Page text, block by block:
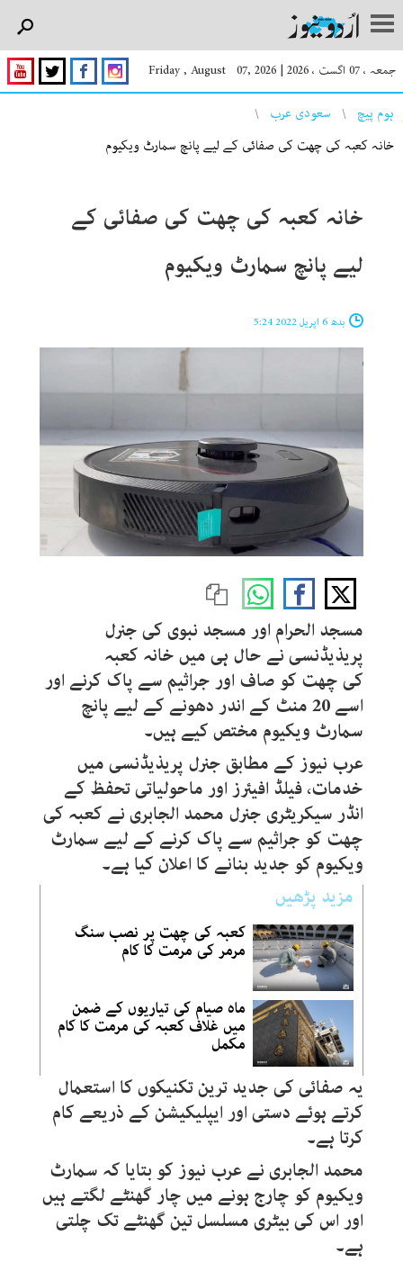
جمعہ ، 07 اگست ، 2026 |
Friday , August 07, 2026
You are here
ہوم پیچ
سعودی عرب
خانہ کعبہ کی چھت کی صفائی کے لیے پانچ سمارٹ ویکیوم
خانہ کعبہ کی چھت کی صفائی کے
لیے پانچ سمارٹ ویکیوم
بدھ 6 اپریل 2022 5:24
مسجد الحرام اور مسجد نبوی کی جنرل
پریذیڈنسی نے حال ہی میں خانہ کعبہ
کی چھت کو صاف اور جراثیم سے پاک کرنے اور
اسے 20 منٹ کے اندر دھونے کے لیے پانچ
سمارٹ ویکیوم مختص کیے ہیں۔
عرب نیوز کے مطابق جنرل پریذیڈنسی میں
خدمات، فیلڈ افیئرز اور ماحولیاتی تحفظ کے
انڈر سیکریٹری جنرل محمد الجابری نے کعبہ کی
چھت کو جراثیم سے پاک کرنے کے لیے سمارٹ
ویکیوم کو جدید بنانے کا اعلان کیا ہے۔
مزید پڑھیں
کعبہ کی چھت پر نصب سنگ
مرمر کی مرمت کا کام
ماہ صیام کی تیاریوں کے ضمن
میں غلاف کعبہ کی مرمت کا کام
مکمل
یہ صفائی کی جدید ترین تکنیکوں کا استعمال
کرتے ہوئے دستی اور ایپلیکیشن کے ذریعے کام
کرتا ہے۔
محمد الجابری نے عرب نیوز کو بتایا کہ سمارٹ
ویکیوم کو چارج ہونے میں چار گھنٹے لگتے ہیں
اور اس کی بیٹری مسلسل تین گھنٹے تک چلتی
ہے۔